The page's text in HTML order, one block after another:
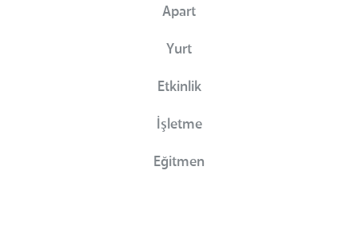
Apart
Yurt
Etkinlik
İşletme
Eğitmen